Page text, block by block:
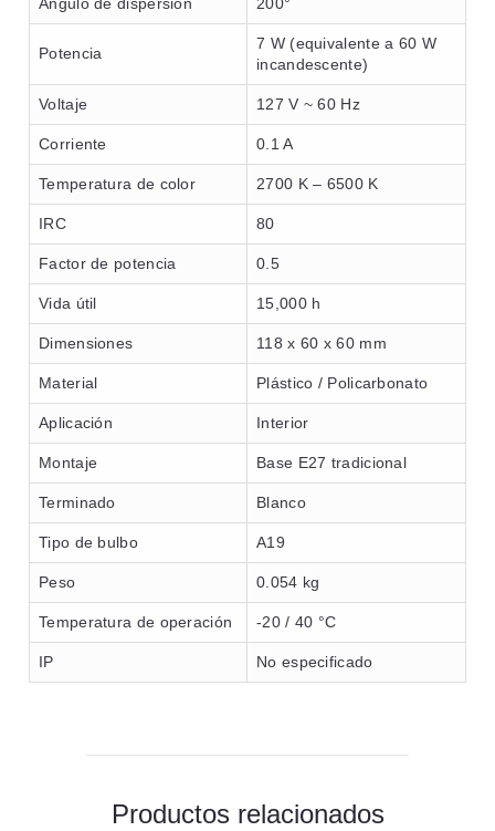
Ángulo de dispersión 200°
Potencia
7 W (equivalente a 60 W
incandescente)
Voltaje 127 V ~ 60 Hz
Corriente 0.1 A
Temperatura de color 2700 K – 6500 K
IRC 80
Factor de potencia 0.5
Vida útil 15,000 h
Dimensiones 118 x 60 x 60 mm
Material Plástico / Policarbonato
Aplicación Interior
Montaje Base E27 tradicional
Terminado Blanco
Tipo de bulbo A19
Peso 0.054 kg
Temperatura de operación -20 / 40 °C
IP No especificado
Productos relacionados